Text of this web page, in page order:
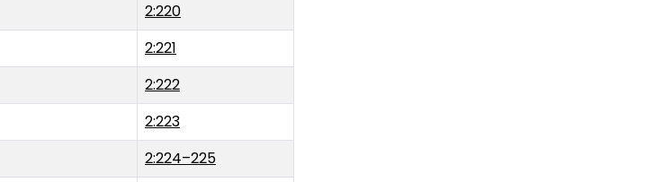
2:220
2:221
2:222
2:223
2:224–225